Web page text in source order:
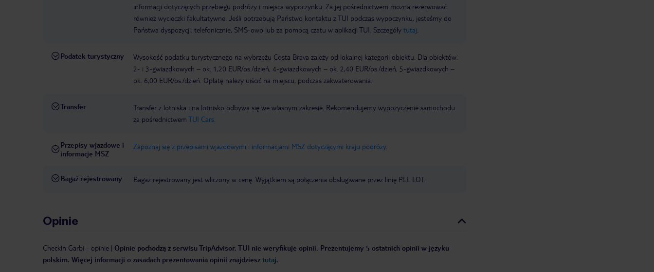
informacji dotyczących przebiegu podróży i miejsca wypoczynku. Za jej pośrednictwem można rezerwować
również wycieczki fakultatywne. Jeśli potrzebują Państwo kontaktu z TUI podczas wypoczynku, jesteśmy do
Państwa dyspozycji: telefonicznie, SMS-owo lub za pomocą czatu w aplikacji TUI. Szczegóły tutaj
Podatek turystyczny
Wysokość podatku turystycznego na wybrzeżu Costa Brava zależy od lokalnej kategorii obiektu. Dla obiektów:
2- i 3-gwiazdkowych – ok. 1,20 EUR/os./dzień, 4-gwiazdkowych – ok. 2,40 EUR/os./dzień, 5-gwiazdkowych –
ok. 6,00 EUR/os./dzień. Opłatę należy uiścić na miejscu, podczas zakwaterowania.
Transfer
Transfer z lotniska i na lotnisko odbywa się we własnym zakresie. Rekomendujemy wypożyczenie samochodu
za pośrednictwem TUI Cars.
Przepisy wjazdowe i
informacje MSZ
Zapoznaj się z przepisami wjazdowymi i informacjami MSZ dotyczącymi kraju podróży.
Bagaż rejestrowany Bagaż rejestrowany jest wliczony w cenę. Wyjątkiem są połączenia obsługiwane przez linię PLL LOT.
Opinie
Checkin Garbi - opinie | Opinie pochodzą z serwisu TripAdvisor. TUI nie weryfikuje opinii. Prezentujemy 5 ostatnich opinii w języku
polskim. Więcej informacji o zasadach prezentowania opinii znajdziesz tutaj.